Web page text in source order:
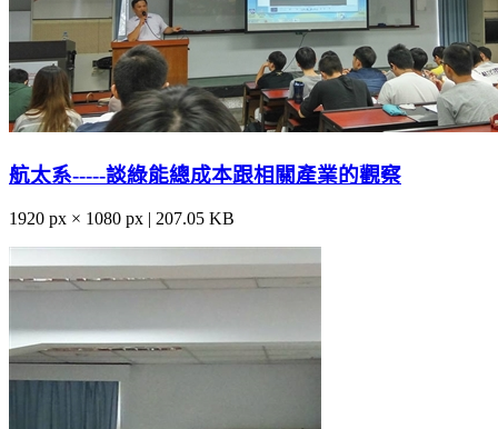
航太系-----談綠能總成本跟相關產業的觀察
1920 px × 1080 px | 207.05 KB